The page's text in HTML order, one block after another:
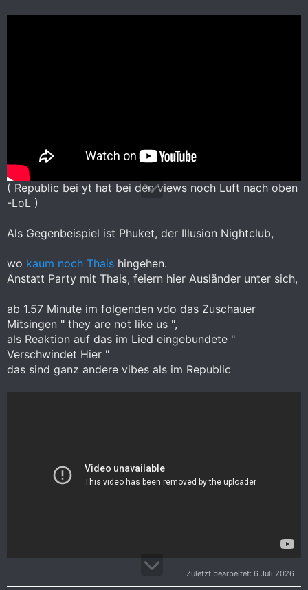
( Republic bei yt hat bei den views noch Luft nach oben
-LoL )
Als Gegenbeispiel ist Phuket, der Illusion Nightclub,
wo kaum noch Thais hingehen.
Anstatt Party mit Thais, feiern hier Ausländer unter sich,
ab 1.57 Minute im folgenden vdo das Zuschauer
Mitsingen " they are not like us ",
als Reaktion auf das im Lied eingebundete "
Verschwindet Hier "
das sind ganz andere vibes als im Republic
Zuletzt bearbeitet: 6 Juli 2026